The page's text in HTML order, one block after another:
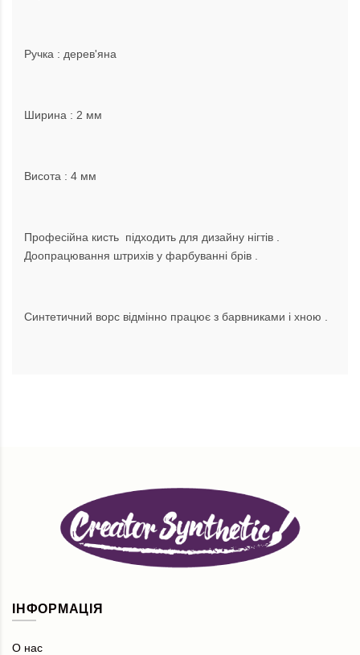
Ручка : дерев'яна
Ширина : 2 мм
Висота : 4 мм
Професійна кисть підходить для дизайну нігтів .
Доопрацювання штрихів у фарбуванні брів .
Синтетичний ворс відмінно працює з барвниками і хною .
ІНФОРМАЦІЯ
О нас